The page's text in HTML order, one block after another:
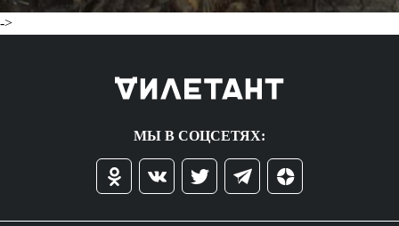
->
МЫ В СОЦСЕТЯХ: